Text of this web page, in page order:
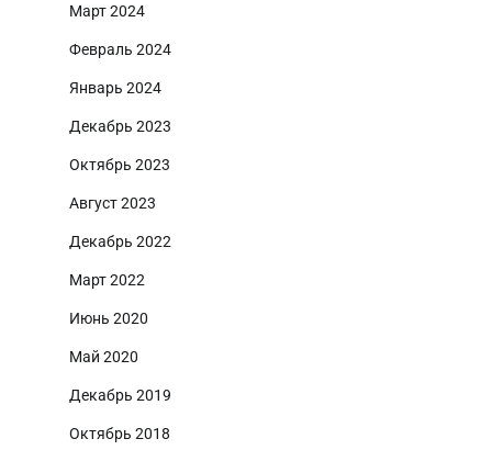
Март 2024
Февраль 2024
Январь 2024
Декабрь 2023
Октябрь 2023
Август 2023
Декабрь 2022
Март 2022
Июнь 2020
Май 2020
Декабрь 2019
Октябрь 2018